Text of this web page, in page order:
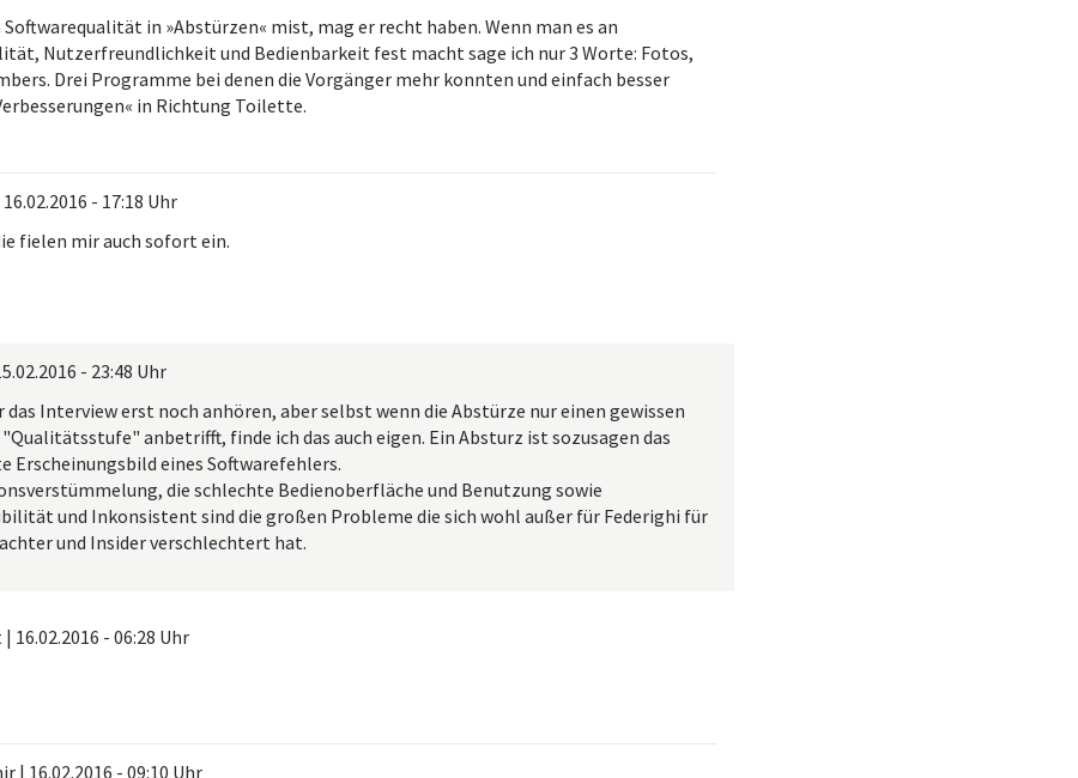
Softwarequalität in »Abstürzen« mist, mag er recht haben. Wenn man es an
Nutzerfreundlichkeit und Bedienbarkeit fest macht sage ich nur 3 Worte: Fotos,
Drei Programme bei denen die Vorgänger mehr konnten und einfach besser
in Richtung Toilette.
16.02.2016 - 17:18 Uhr
fielen mir auch sofort ein.
- 23:48 Uhr
Interview erst noch anhören, aber selbst wenn die Abstürze nur einen gewissen
anbetrifft, finde ich das auch eigen. Ein Absturz ist sozusagen das
Erscheinungsbild eines Softwarefehlers.
die schlechte Bedienoberfläche und Benutzung sowie
und Inkonsistent sind die großen Probleme die sich wohl außer für Federighi für
und Insider verschlechtert hat.
| 16.02.2016 - 06:28 Uhr
| 16.02.2016 - 09:10 Uhr